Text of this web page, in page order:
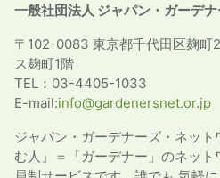
一般社団法人 ジャパン・ガーデ
〒102-0083 東京都千代田区麹町
ス麹町1階
TEL：03-4405-1033
E-mail:info@gardenersnet.or.jp
ジャパン・ガーデナーズ・ネッ
む人」＝「ガーデナー」のネッ